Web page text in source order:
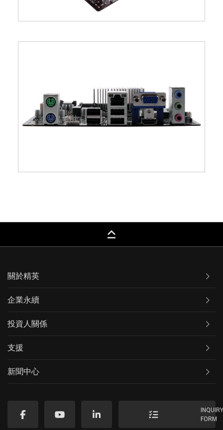
keyboard_capslock
關於精英
企業永續
投資人關係
支援
新聞中心
FORM